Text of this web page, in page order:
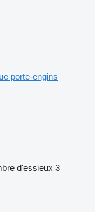
porte-engins
d'essieux 3